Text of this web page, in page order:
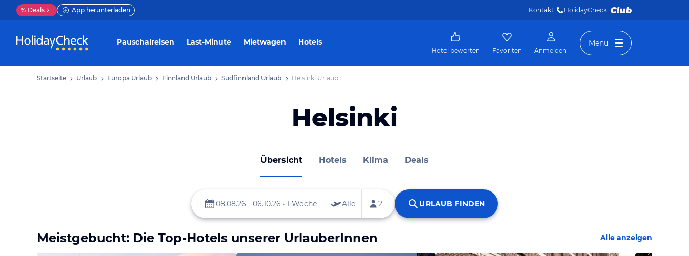
% Deals App herunterladen Kontakt HolidayCheck
Pauschalreisen Last-Minute Mietwagen Hotels
Hotel bewerten Favoriten Anmelden
Menü
Startseite Urlaub Europa Urlaub Finnland Urlaub Südfinnland Urlaub Helsinki Urlaub
Helsinki
Übersicht Hotels Klima Deals
Meistgebucht: Die Top-Hotels unserer UrlauberInnen Alle anzeigen